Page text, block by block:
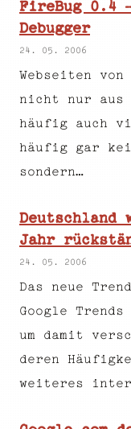
FireBug 0.4
Debugger
24. 05. 2006
Webseiten
nicht nur aus
häufig auch
häufig gar
sondern…
Deutschland
Jahr
24. 05. 2006
Das neue
Google
um damit
deren
weiteres